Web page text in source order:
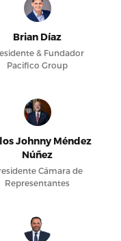
Brian Díaz
& Fundador
Pacifico Group
Johnny Méndez
Núñez
Cámara de
Representantes